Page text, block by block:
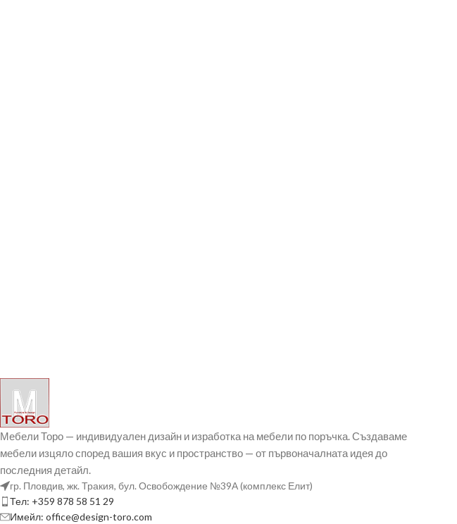
Мебели Торо — индивидуален дизайн и изработка на мебели по поръчка. Създаваме
мебели изцяло според вашия вкус и пространство — от първоначалната идея до
последния детайл.
гр. Пловдив, жк. Тракия, бул. Освобождение №39А (комплекс Елит)
Тел: +359 878 58 51 29
Имейл: office@design-toro.com